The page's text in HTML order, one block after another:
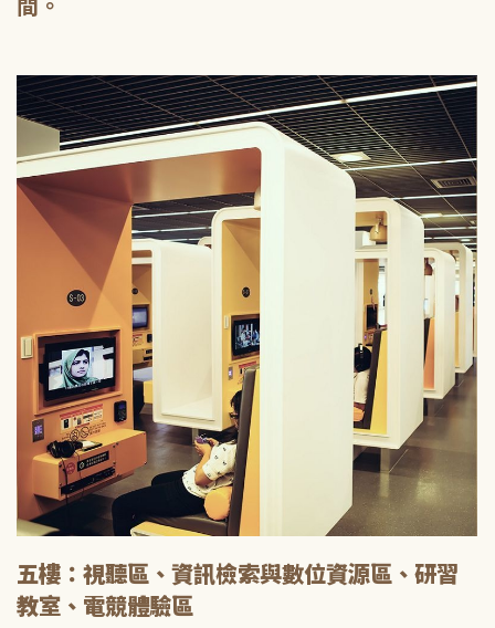
間。
五樓：視聽區、資訊檢索與數位資源區、研習
教室、電競體驗區